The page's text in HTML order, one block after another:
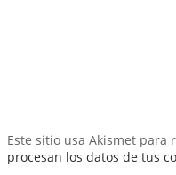
Este sitio usa Akismet para
procesan los datos de tus